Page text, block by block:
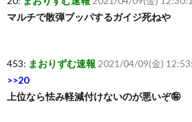
マルチで散弾ブッパするガイジ死ねや
453: まおりずむ速報 2021/04/09(金)
>>20
上位なら怯み軽減付けないのが悪いぞ🤪